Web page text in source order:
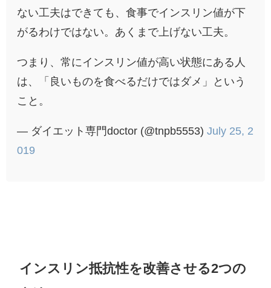
ない工夫はできても、食事でインスリン値が下
がるわけではない。あくまで上げない工夫。
つまり、常にインスリン値が高い状態にある人
は、「良いものを食べるだけではダメ」という
こと。
— ダイエット専門doctor (@tnpb5553) July 25, 2
019
インスリン抵抗性を改善させる2つの